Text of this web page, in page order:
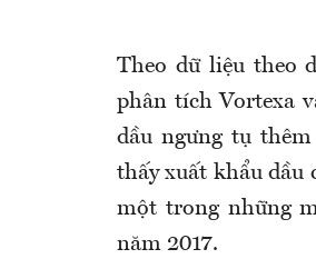
Theo dữ liệu theo
phân tích Vortexa
dầu ngưng tụ
thấy xuất khẩu
một trong những
năm 2017.